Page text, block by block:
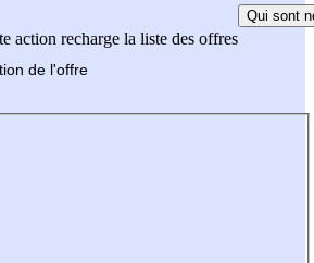
action recharge la liste des offres
Qui sont
de l'offre